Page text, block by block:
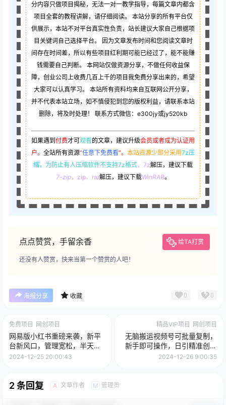
分内容只做项目揭秘，无法一对一教学指导，每篇文章内都含
项目全套的教程讲解，请仔细阅读。 本站分享的所有平台仅
供展示，本站不对平台真实性负责，站长建议大家自己根据项
目关键词自己选择平台。 因为文章发布时间和您阅读文章时
间存在时间差，所以有些项目红利期可能已经过了，能不能赚
钱需要自己判断。 本网站仅做资源分享，不做任何收益保
障，创业公司上收费几百上千的项目我免费分享出来的，希望
大家可以认真学习。 本站所有资料均来自互联网公开分享，
并不代表本站立场，如不慎侵犯到您的版权利益，请联系本站
删除，将及时处理！ 联系方式微信：e300jy或jy520kb
如果遇到付费才可观看的文章，建议升级会员或者成为认证用
户。 全站所有资源“任意下免费看”。 本站资源少部分采用7z压
缩， 为防止有人压缩软件不支持7z格式，7z解压，建议下载
7-zip，zip、rar解压，建议下载WinRAR。
点点赞赏，手留余香 给TA打赏
还没有人赞赏，快来当第一个赞赏的人吧！
海报分享 收藏 0 0
免费项目 网创项目
网易版小红书重磅来袭，新平
台新风口，管理宽松，半天轻
松涨3000粉，第一波红利等你
2024-12-25 20:00:43
精品VIP项目 网创项目
无脑搬运视频号可批量复制，
新手即可操作，日引精准创业
粉300+ 月变现2W+
2024-12-26 9:00:35
2 条回复 A 文章作者 M 管理员